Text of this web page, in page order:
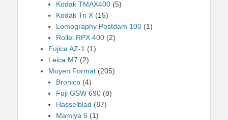
Kodak TMAX400 (5)
Kodak Tri X (15)
Lomography Postdam 100 (1)
Rollei RPX 400 (2)
Fujica AZ-1 (1)
Leica M7 (2)
Moyen Format (205)
Bronica (4)
Fuji GSW 690 (8)
Hasselblad (87)
Mamiya 6 (1)